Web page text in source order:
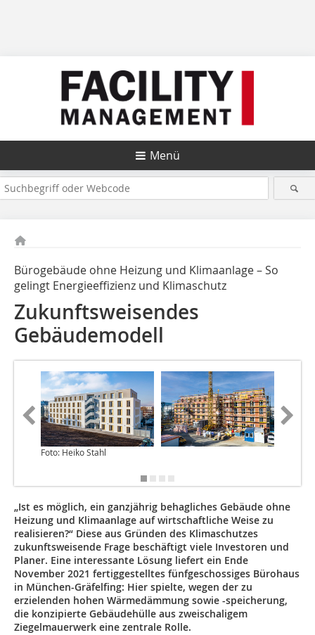
Menü
Bürogebäude ohne Heizung und Klimaanlage – So
gelingt Energieeffizienz und Klimaschutz
Zukunftsweisendes
Gebäudemodell
Foto: Heiko Stahl
„Ist es möglich, ein ganzjährig behagliches Gebäude ohne
Heizung und Klimaanlage auf wirtschaftliche Weise zu
realisieren?“ Diese aus Gründen des Klimaschutzes
zukunftsweisende Frage beschäftigt viele Investoren und
Planer. Eine interessante Lösung liefert ein Ende
November 2021 fertiggestelltes fünfgeschossiges Bürohaus
in München-Gräfelfing: Hier spielte, wegen der zu
erzielenden hohen Wärmedämmung sowie -speicherung,
die konzipierte Gebäudehülle aus zweischaligem
Ziegelmauerwerk eine zentrale Rolle.